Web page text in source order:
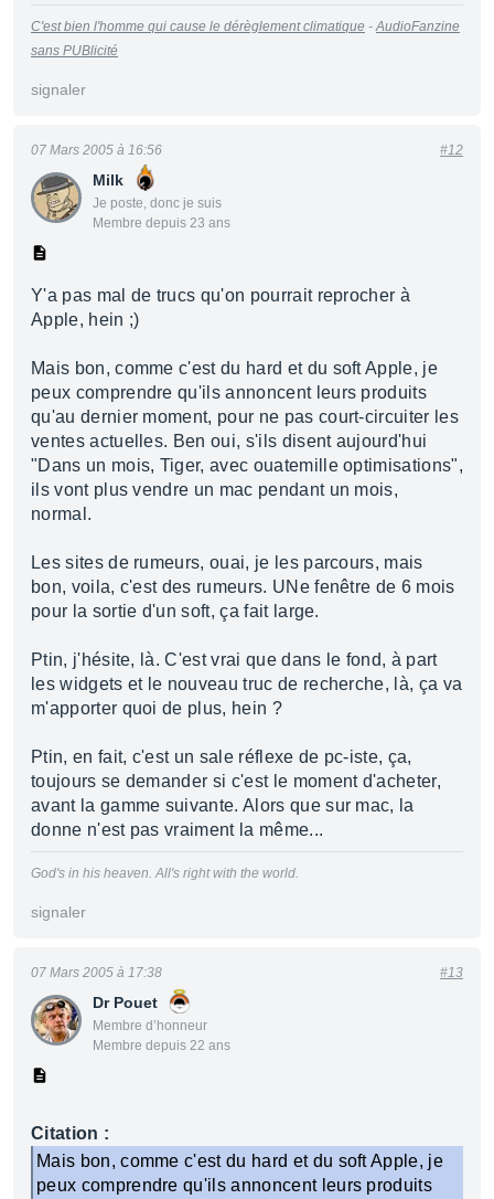
C'est bien l'homme qui cause le dérèglement climatique -AudioFanzine
sans PUBlicité
signaler
Milk
Je poste, donc je suis
Membre depuis 23 ans
07 Mars 2005 à 16:56 #12
Y'a pas mal de trucs qu'on pourrait reprocher à
Apple, hein ;)
Mais bon, comme c'est du hard et du soft Apple, je
peux comprendre qu'ils annoncent leurs produits
qu'au dernier moment, pour ne pas court-circuiter les
ventes actuelles. Ben oui, s'ils disent aujourd'hui
"Dans un mois, Tiger, avec ouatemille optimisations",
ils vont plus vendre un mac pendant un mois,
normal.
Les sites de rumeurs, ouai, je les parcours, mais
bon, voila, c'est des rumeurs. UNe fenêtre de 6 mois
pour la sortie d'un soft, ça fait large.
Ptin, j'hésite, là. C'est vrai que dans le fond, à part
les widgets et le nouveau truc de recherche, là, ça va
m'apporter quoi de plus, hein ?
Ptin, en fait, c'est un sale réflexe de pc-iste, ça,
toujours se demander si c'est le moment d'acheter,
avant la gamme suivante. Alors que sur mac, la
donne n'est pas vraiment la même...
God's in his heaven. All's right with the world.
signaler
Dr Pouet
Membre d’honneur
Membre depuis 22 ans
07 Mars 2005 à 17:38 #13
Citation :
Mais bon, comme c'est du hard et du soft Apple, je
peux comprendre qu'ils annoncent leurs produits